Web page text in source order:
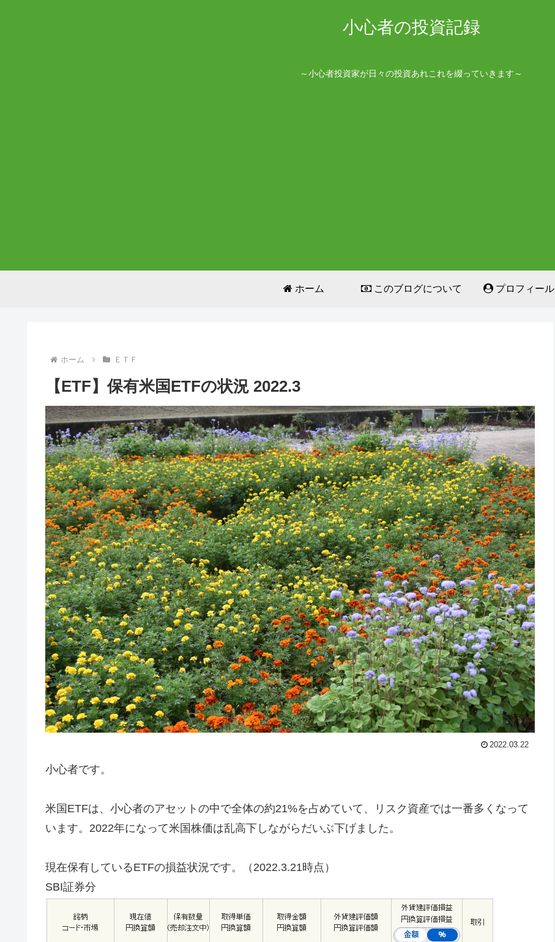
小心者の投資記録
～小心者投資家が日々の投資あれこれを綴っていきます～
ホーム このブログについて プロフィール
ホーム ＥＴＦ
【ETF】保有米国ETFの状況 2022.3
2022.03.22
小心者です。
米国ETFは、小心者のアセットの中で全体の約21%を占めていて、リスク資産では一番多くなって
います。2022年になって米国株価は乱高下しながらだいぶ下げました。
現在保有しているETFの損益状況です。（2022.3.21時点）
SBI証券分